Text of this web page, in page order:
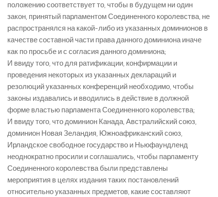
положению соответствует то, чтобы в будущем ни один
закон, принятый парламентом Соединенного королевства, не
распространялся на какой-либо из указанных доминионов в
качестве составной части права данного доминиона иначе
как по просьбе и с согласия данного доминиона;
И ввиду того, что для ратификации, конфирмации и
проведения некоторых из указанных деклараций и
резолюций указанных конференций необходимо, чтобы
законы издавались и вводились в действие в должной
форме властью парламента Соединенного королевства;
И ввиду того, что доминион Канада, Австралийский союз,
доминион Новая Зеландия, Южноафриканский союз,
Ирландское свободное государство и Ньюфаундленд
неоднократно просили и соглашались, чтобы парламенту
Соединенного королевства были представлены
мероприятия в целях издания таких постановлений
относительно указанных предметов, какие составляют